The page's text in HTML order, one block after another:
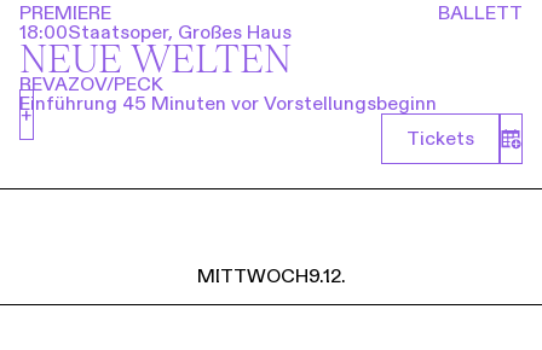
PREMIERE
18:00Staatsoper, Großes Haus
BALLETT
NEUE WELTEN
REVAZOV/PECK
Einführung 45 Minuten vor Vorstellungsbeginn
Tickets
+
MITTWOCH9.12.